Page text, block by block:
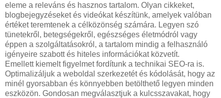
eleme a releváns és hasznos tartalom. Olyan cikkeket,
blogbejegyzéseket és videókat készítünk, amelyek valóban
értéket teremtenek a célközönség számára. Legyen szó
tünetekről, betegségekről, egészséges életmódról vagy
éppen a szolgáltatásokról, a tartalom mindig a felhasználó
igényeire szabott és hiteles információkat közvetít.
Emellett kiemelt figyelmet fordítunk a technikai SEO-ra is.
Optimalizáljuk a weboldal szerkezetét és kódolását, hogy az
minél gyorsabban és könnyebben betölthető legyen minden
eszközön. Gondosan megválasztjuk a kulcsszavakat, hogy